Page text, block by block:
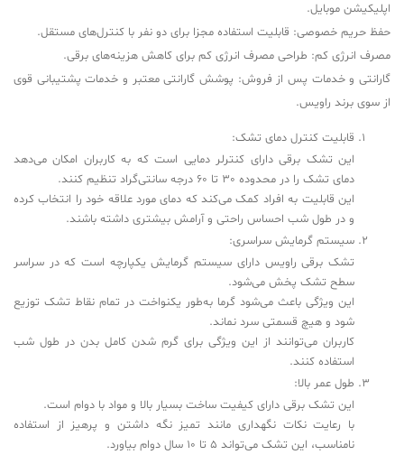
اپلیکیشن موبایل.
حفظ حریم خصوصی: قابلیت استفاده مجزا برای دو نفر با کنترل‌های مستقل.
مصرف انرژی کم: طراحی مصرف انرژی کم برای کاهش هزینه‌های برقی.
گارانتی و خدمات پس از فروش: پوشش گارانتی معتبر و خدمات پشتیبانی قوی
از سوی برند راویس.
قابلیت کنترل دمای تشک:
این تشک برقی دارای کنترلر دمایی است که به کاربران امکان می‌دهد
دمای تشک را در محدوده 30 تا 60 درجه سانتی‌گراد تنظیم کنند.
این قابلیت به افراد کمک می‌کند که دمای مورد علاقه خود را انتخاب کرده
و در طول شب احساس راحتی و آرامش بیشتری داشته باشند.
سیستم گرمایش سراسری:
تشک برقی راویس دارای سیستم گرمایش یکپارچه است که در سراسر
سطح تشک پخش می‌شود.
این ویژگی باعث می‌شود گرما به‌طور یکنواخت در تمام نقاط تشک توزیع
شود و هیچ قسمتی سرد نماند.
کاربران می‌توانند از این ویژگی برای گرم شدن کامل بدن در طول شب
استفاده کنند.
طول عمر بالا:
این تشک برقی دارای کیفیت ساخت بسیار بالا و مواد با دوام است.
با رعایت نکات نگهداری مانند تمیز نگه داشتن و پرهیز از استفاده
نامناسب، این تشک می‌تواند 5 تا 10 سال دوام بیاورد.